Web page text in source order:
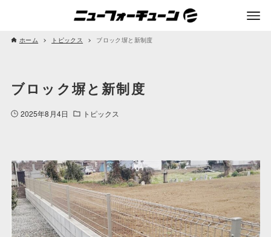
ホーム トピックス ブロック塀と新制度
ブロック塀と新制度
2025年8月4日 トピックス